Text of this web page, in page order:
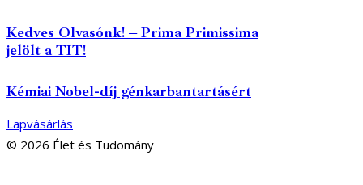
Kedves Olvasónk! – Prima Primissima
jelölt a TIT!
Kémiai Nobel-díj génkarbantartásért
Lapvásárlás
© 2026 Élet és Tudomány